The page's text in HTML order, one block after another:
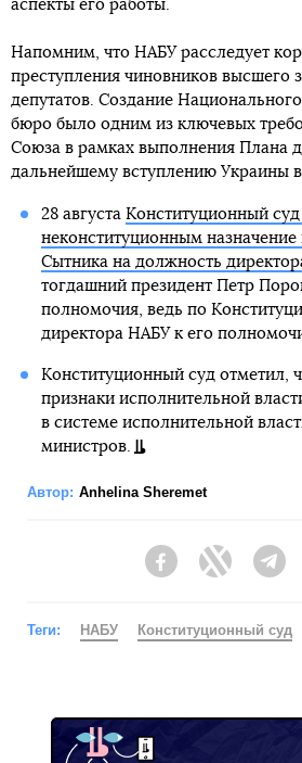
аспекты его работы.
Напомним, что НАБУ расследует
преступления чиновников высшего
депутатов. Создание
бюро было одним из ключевых
Союза в рамках выполнения Плана
дальнейшему вступлению Украины
28 августа Конституционный
неконституционным назначение
Сытника на должность
тогдашний президент Петр
полномочия, ведь по
директора НАБУ к его
Конституционный суд отметил,
признаки исполнительной
в системе исполнительной
министров.
Автор: Anhelina Sheremet
FacebookTwitter
Теги: НАБУ Конституционный суд